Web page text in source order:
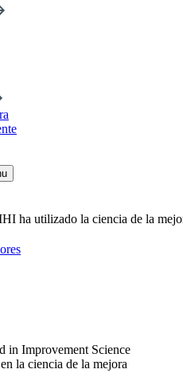
ha utilizado la ciencia de la
la ciencia de la mejora